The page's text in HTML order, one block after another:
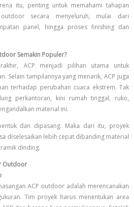
itu, penting untuk memahami tahapan
secara menyeluruh, mulai dari
panel, hingga proses finishing dan
Semakin Populer?
ACP menjadi pilihan utama untuk
Selain tampilannya yang menarik, ACP juga
terhadap perubahan cuaca ekstrem. Tak
perkantoran, kini rumah tinggal, ruko,
material ini.
dan dipasang. Maka dari itu, proyek
diselesaikan lebih cepat dibanding material
dinding.
Outdoor
ACP outdoor adalah merencanakan
Tim proyek harus menentukan area